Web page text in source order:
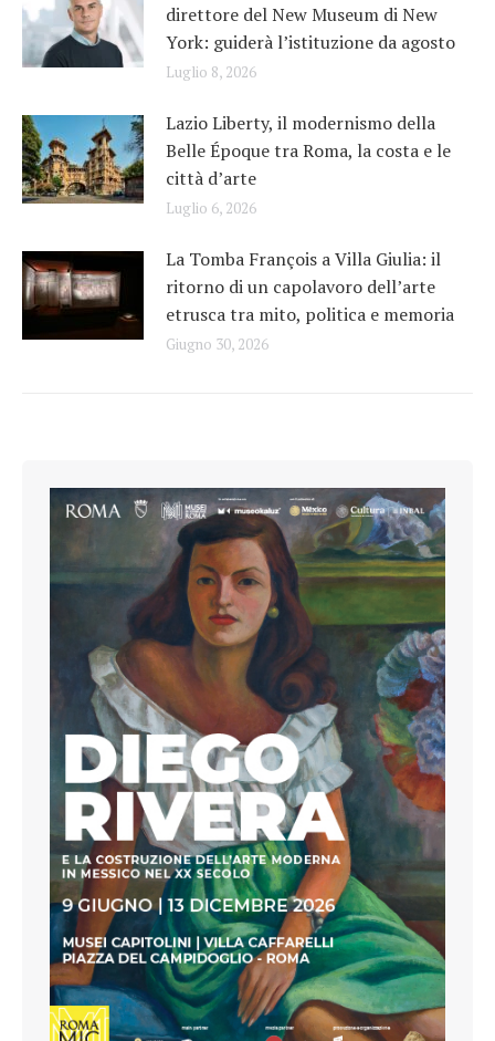
direttore del New Museum di New
York: guiderà l’istituzione da agosto
Luglio 8, 2026
Lazio Liberty, il modernismo della
Belle Époque tra Roma, la costa e le
città d’arte
Luglio 6, 2026
La Tomba François a Villa Giulia: il
ritorno di un capolavoro dell’arte
etrusca tra mito, politica e memoria
Giugno 30, 2026